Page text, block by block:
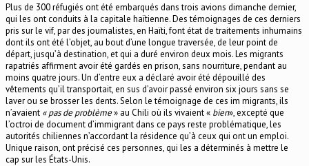
Plus de 300 réfugiés ont été embarqués dans trois avions dimanche dernier,
qui les ont conduits à la capitale haïtienne. Des témoignages de ces derniers
pris sur le vif, par des journalistes, en Haïti, font état de traitements inhumains
dont ils ont été l’objet, au bout d’une longue traversée, de leur point de
départ, jusqu’à destination, et qui a duré environ deux mois. Les migrants
rapatriés affirment avoir été gardés en prison, sans nourriture, pendant au
moins quatre jours. Un d’entre eux a déclaré avoir été dépouillé des
vêtements qu’il transportait, en sus d’avoir passé environ six jours sans se
laver ou se brosser les dents. Selon le témoignage de ces im migrants, ils
n’avaient « pas de problème» au Chili où ils vivaient « bien», excepté que
l’octroi de document d’immigrant dans ce pays reste problématique, les
autorités chiliennes n’accordant la résidence qu’à ceux qui ont un emploi.
Unique raison, ont précisé ces personnes, qui les a déterminés à mettre le
cap sur les États-Unis.